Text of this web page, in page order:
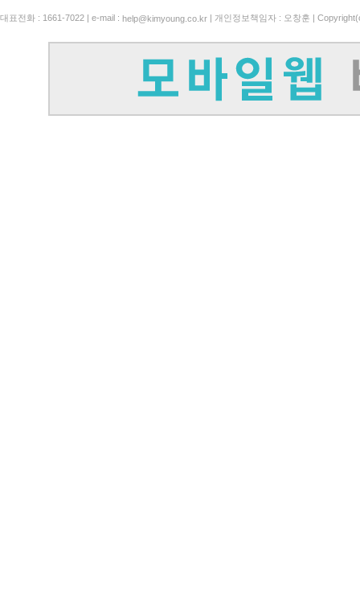
이해는 감각으로
소개영상 COMING SOON
읽는
소개영상 COMING
대표전화 : 1661-7022 | e-mail : help@kimyoung.co.kr | 개인정보책임자 : 오창훈 |